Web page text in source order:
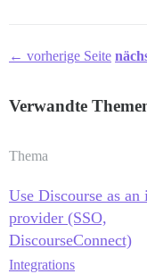
← vorherige Seite
Verwandte
Thema
Use Discourse as
provider (SSO,
DiscourseConnect)
Integrations